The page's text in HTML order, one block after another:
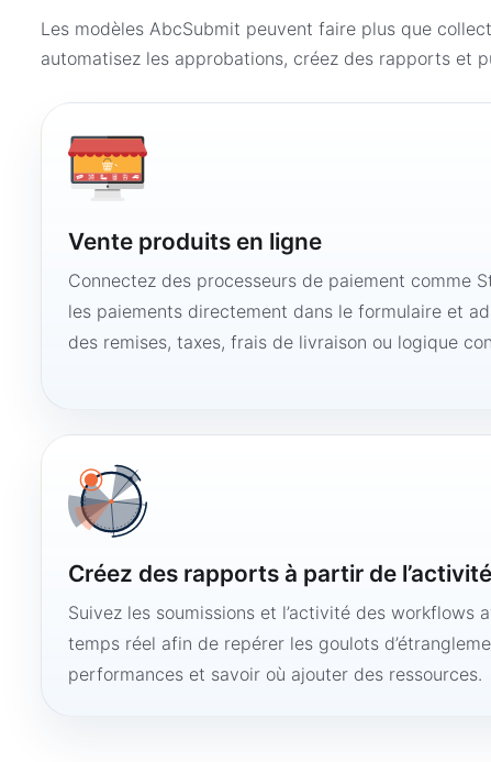
Les modèles AbcSubmit peuvent faire plus que
automatisez les approbations, créez des rapports et
Vente produits en ligne
Connectez des processeurs de paiement comme
les paiements directement dans le formulaire et
des remises, taxes, frais de livraison ou logique
Créez des rapports à partir de
Suivez les soumissions et l’activité des workflows
temps réel afin de repérer les goulots
performances et savoir où ajouter des ressources.